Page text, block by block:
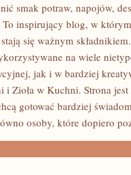
smak potraw, napojów,
inspirujący blog, w
się ważnym
na wiele
jak i w bardziej
i Zioła w Kuchni. Strona
gotować bardziej
osoby, które dopiero